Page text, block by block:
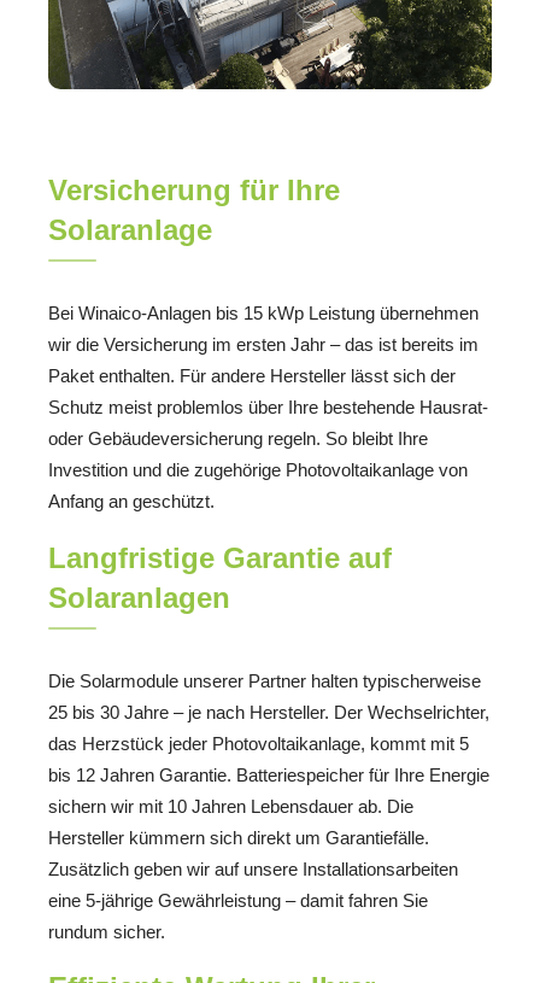
Versicherung für Ihre
Solaranlage
Bei Winaico-Anlagen bis 15 kWp Leistung übernehmen
wir die Versicherung im ersten Jahr – das ist bereits im
Paket enthalten. Für andere Hersteller lässt sich der
Schutz meist problemlos über Ihre bestehende Hausrat-
oder Gebäudeversicherung regeln. So bleibt Ihre
Investition und die zugehörige Photovoltaikanlage von
Anfang an geschützt.
Langfristige Garantie auf
Solaranlagen
Die Solarmodule unserer Partner halten typischerweise
25 bis 30 Jahre – je nach Hersteller. Der Wechselrichter,
das Herzstück jeder Photovoltaikanlage, kommt mit 5
bis 12 Jahren Garantie. Batteriespeicher für Ihre Energie
sichern wir mit 10 Jahren Lebensdauer ab. Die
Hersteller kümmern sich direkt um Garantiefälle.
Zusätzlich geben wir auf unsere Installationsarbeiten
eine 5-jährige Gewährleistung – damit fahren Sie
rundum sicher.